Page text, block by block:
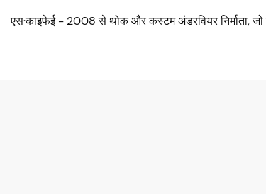
एस·काइफेई - 2008 से थोक और कस्टम अंडरवियर निर्माता, जो